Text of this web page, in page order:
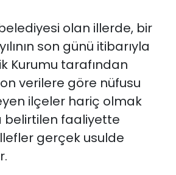
olan illerde, bir
son günü itibarıyla
Kurumu tarafından
verilere göre nüfusu
ilçeler hariç olmak
belirtilen faaliyette
gerçek usulde